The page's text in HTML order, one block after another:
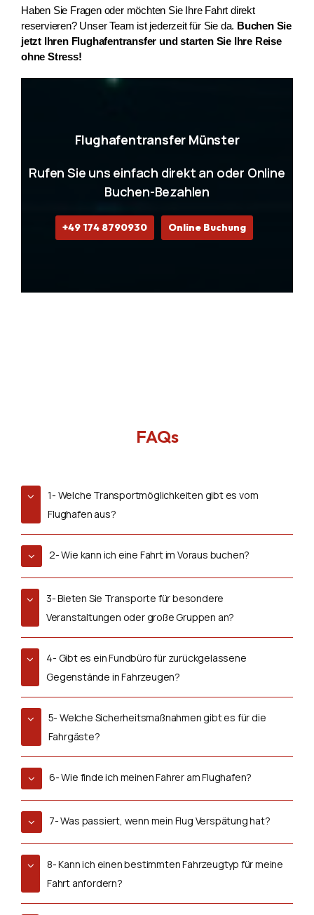
Haben Sie Fragen oder möchten Sie Ihre Fahrt direkt
reservieren? Unser Team ist jederzeit für Sie da. Buchen Sie
jetzt Ihren Flughafentransfer und starten Sie Ihre Reise
ohne Stress!
Flughafentransfer Münster
Rufen Sie uns einfach direkt an oder Online
Buchen-Bezahlen
+49 174 8790930 Online Buchung
FAQs
1- Welche Transportmöglichkeiten gibt es vom
Flughafen aus?
2- Wie kann ich eine Fahrt im Voraus buchen?
3- Bieten Sie Transporte für besondere
Veranstaltungen oder große Gruppen an?
4- Gibt es ein Fundbüro für zurückgelassene
Gegenstände in Fahrzeugen?
5- Welche Sicherheitsmaßnahmen gibt es für die
Fahrgäste?
6- Wie finde ich meinen Fahrer am Flughafen?
7- Was passiert, wenn mein Flug Verspätung hat?
8- Kann ich einen bestimmten Fahrzeugtyp für meine
Fahrt anfordern?